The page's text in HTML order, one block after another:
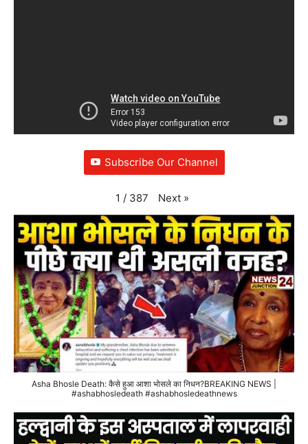
Subscribe Our Channel
1 / 387 Next »
Asha Bhosle Death: कैसे हुआ आशा भोसले का निधन?BREAKING NEWS |
#ashabhosledeath #ashabhosledeathnews